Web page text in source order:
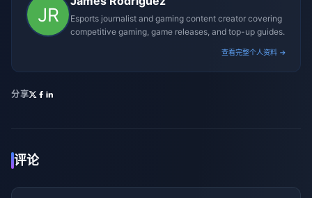
Esports journalist and gaming content creator covering
competitive gaming, game releases, and top-up guides.
查看完整个人资料 →
分享
评论